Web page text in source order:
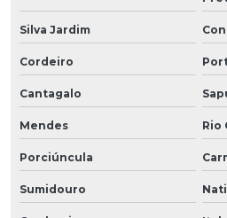
Silva Jardim
Cordeiro
Cantagalo
Mendes Rio
Porciúncula
Sumidouro